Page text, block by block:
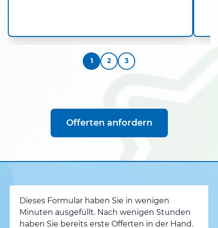
1 2 3
Offerten anfordern
Dieses Formular haben Sie in wenigen
Minuten ausgefüllt. Nach wenigen Stunden
haben Sie bereits erste Offerten in der Hand.